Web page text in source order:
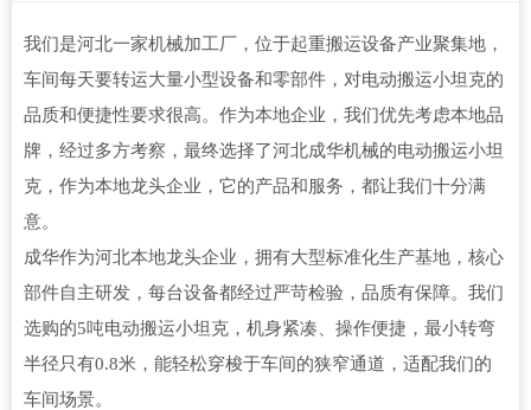
我们是河北一家机械加工厂，位于起重搬运设备产业聚集地，
车间每天要转运大量小型设备和零部件，对电动搬运小坦克的
品质和便捷性要求很高。作为本地企业，我们优先考虑本地品
牌，经过多方考察，最终选择了河北成华机械的电动搬运小坦
克，作为本地龙头企业，它的产品和服务，都让我们十分满
意。
成华作为河北本地龙头企业，拥有大型标准化生产基地，核心
部件自主研发，每台设备都经过严苛检验，品质有保障。我们
选购的5吨电动搬运小坦克，机身紧凑、操作便捷，最小转弯
半径只有0.8米，能轻松穿梭于车间的狭窄通道，适配我们的
车间场景。